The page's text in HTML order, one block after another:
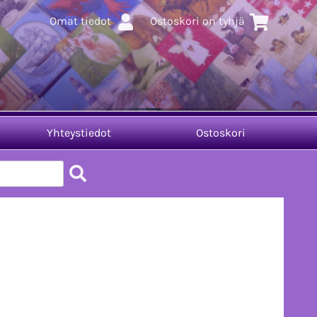
Omat tiedot Ostoskori on tyhjä
Yhteystiedot Ostoskori